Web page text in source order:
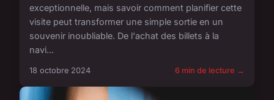
exceptionnelle, mais savoir comment planifier cette
visite peut transformer une simple sortie en un
souvenir inoubliable. De l'achat des billets à la
navi...
18 octobre 2024 6 min de lecture →